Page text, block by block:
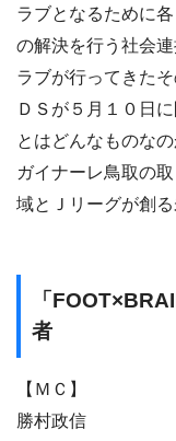
ラブとなるために
の解決を行う社会
ラブが行ってきた
ＤＳが５月１０日
とはどんなものな
ガイナーレ鳥取の
域とＪリーグが創る
「
者
【ＭＣ】
勝村政信